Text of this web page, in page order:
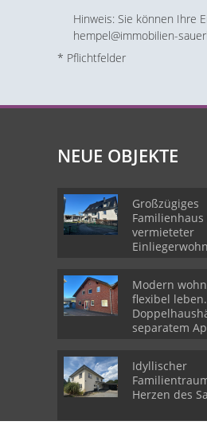
Hinweis: Sie können Ihre
hempel@immobilien-
* Pflichtfelder
NEUE OBJEKTE
Großzügiges
vermieteter
Modern
flexibel leben.
separatem
Idyllischer
Herzen des